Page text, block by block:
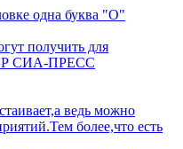
одна буква "О"
получить для
СИА-ПРЕСС
ведь можно
более,что есть